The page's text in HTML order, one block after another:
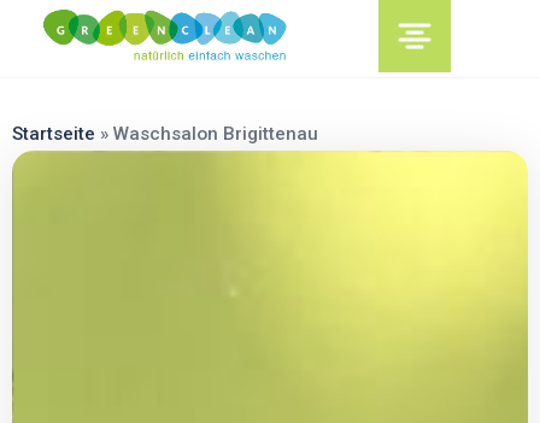
content
Startseite » Waschsalon Brigittenau